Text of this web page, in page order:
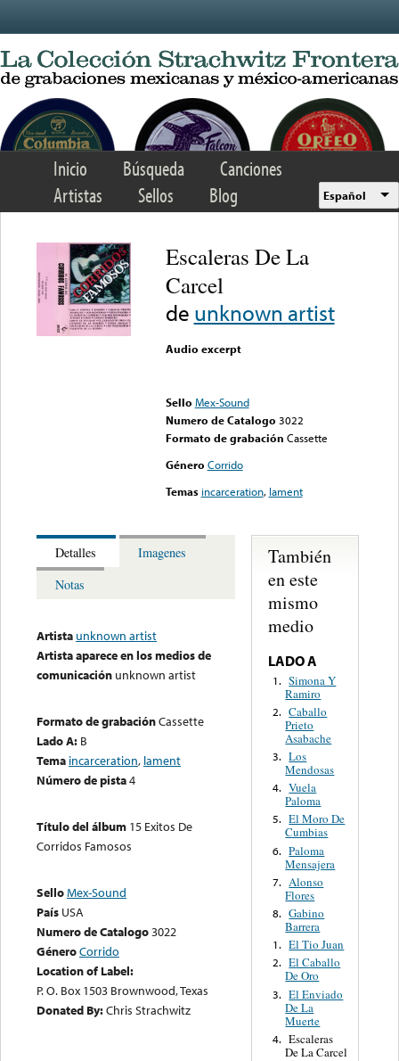
Inicio Búsqueda
Canciones
Artistas
Sellos Blog Español
Escaleras De La
Carcel
de unknown artist
Audio excerpt
Sello Mex-Sound
Numero de Catalogo 3022
Formato de grabación Cassette
Género Corrido
Temas incarceration, lament
Detalles
Imagenes
Notas
Artista unknown artist
Artista aparece en los medios de
comunicación unknown artist
Formato de grabaciónCassette
Lado A: B
Tema incarceration, lament
Número de pista4
Título del álbum 15 Exitos De
Corridos Famosos
SelloMex-Sound
País USA
Numero de Catalogo3022
GéneroCorrido
Location of Label:
P. O. Box 1503 Brownwood, Texas
Donated By:Chris Strachwitz
También
en este
mismo
medio
LADO A
1. Simona Y
Ramiro
2. Caballo
Prieto
Asabache
3. Los
Mendosas
4. Vuela
Paloma
5. El Moro De
Cumbias
6. Paloma
Mensajera
7. Alonso
Flores
8. Gabino
Barrera
1. El Tio Juan
2. El Caballo
De Oro
3. El Enviado
De La
Muerte
4. Escaleras
De La Carcel